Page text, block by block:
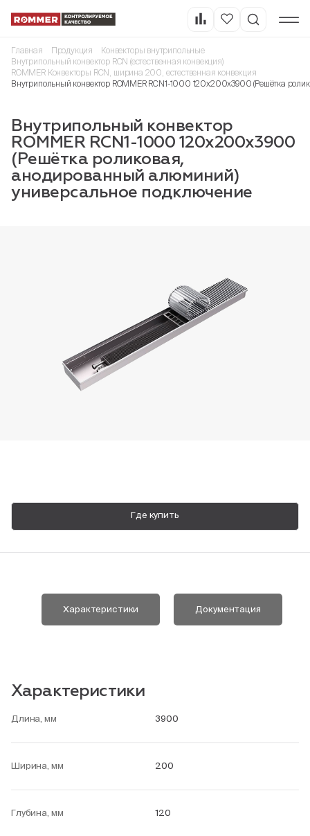
Пн-Пт, 9:00—18:00
Главная Продукция
Конвекторы внутрипольные
Внутрипольный конвектор RCN (естественная конвекция)
ROMMER Конвекторы RCN, ширина 200, естественная конвекция
Внутрипольный конвектор ROMMER RCN1-1000 120х200х3900 (Решётка
Внутрипольный конвектор
ROMMER RCN1-1000 120х200х3900
(Решётка роликовая,
анодированный алюминий)
универсальное подключение
Где купить
Характеристики Документация
Характеристики
Длина, мм 3900
Ширина, мм 200
Глубина, мм 120